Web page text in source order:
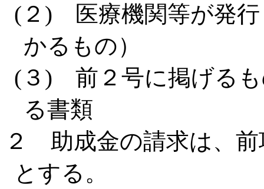
(２) 医療機関等が発行
かるもの）
(３) 前２号に掲げるも
る書類
２ 助成金の請求は、
とする。